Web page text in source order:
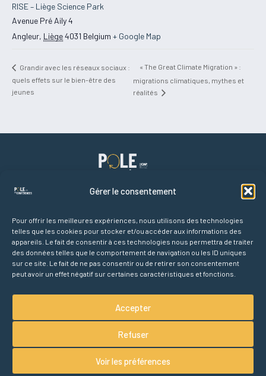
Gérer le consentement
Pour offrir les meilleures expériences, nous utilisons des technologies
telles que les cookies pour stocker et/ou accéder aux informations des
appareils. Le fait de consentir à ces technologies nous permettra de traiter
des données telles que le comportement de navigation ou les ID uniques
sur ce site. Le fait de ne pas consentir ou de retirer son consentement
peut avoir un effet négatif sur certaines caractéristiques et fonctions.
Accepter
Refuser
Voir les préférences
RISE – Liège Science Park
Avenue Pré Aily 4
Angleur, Liège4031 Belgium + Google Map
Grandir avec les réseaux sociaux :
quels effets sur le bien-être des
jeunes
« The Great Climate Migration » :
migrations climatiques, mythes et
réalités
Liens rapides
Accueil
Agenda des conférences
Partenaires
À propos